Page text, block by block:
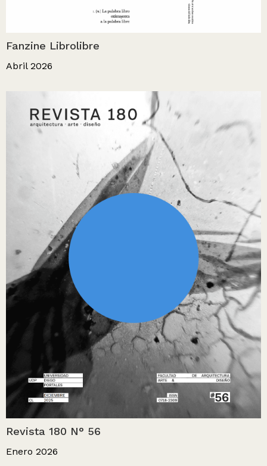
Fanzine Librolibre
Abril 2026
Revista 180 N° 56
Enero 2026